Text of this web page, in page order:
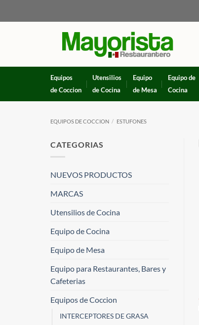
Equipos
de Coccion
Utensilios
de Cocina
Equipo
de Mesa
Equipo de
Cocina
EQUIPOS DE COCCION / ESTUFONES
CATEGORIAS
NUEVOS PRODUCTOS
MARCAS
Utensilios de Cocina
Equipo de Cocina
Equipo de Mesa
Equipo para Restaurantes, Bares y
Cafeterias
Equipos de Coccion
INTERCEPTORES DE GRASA